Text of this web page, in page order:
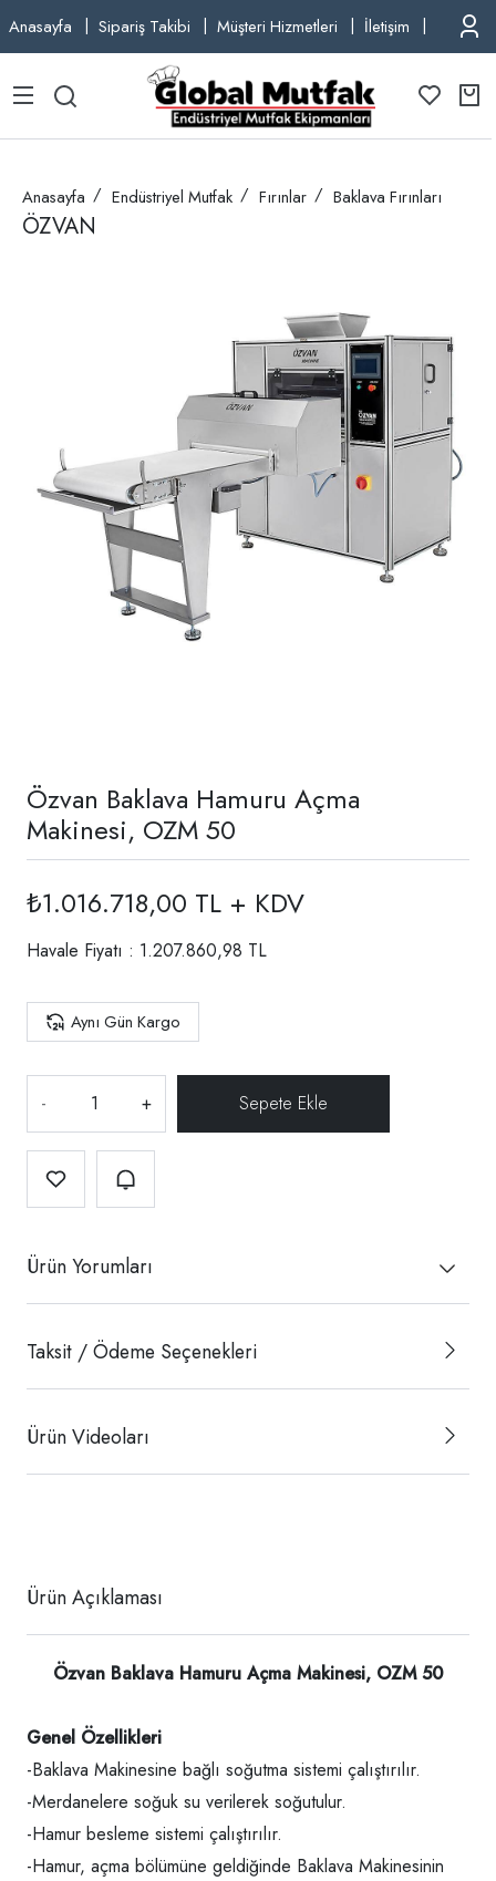
Anasayfa Sipariş Takibi Müşteri Hizmetleri İletişim TEL:
Anasayfa Endüstriyel Mutfak Fırınlar Baklava Fırınları
ÖZVAN
Özvan Baklava Hamuru Açma
Makinesi, OZM 50
₺1.016.718,00 TL + KDV
Havale Fiyatı : 1.207.860,98 TL
Aynı Gün Kargo
- +
Ürün Yorumları
Taksit / Ödeme Seçenekleri
Ürün Videoları
Ürün Açıklaması
Özvan Baklava Hamuru Açma Makinesi, OZM 50
Genel Özellikleri
-Baklava Makinesine bağlı soğutma sistemi çalıştırılır.
-Merdanelere soğuk su verilerek soğutulur.
-Hamur besleme sistemi çalıştırılır.
-Hamur, açma bölümüne geldiğinde Baklava Makinesinin